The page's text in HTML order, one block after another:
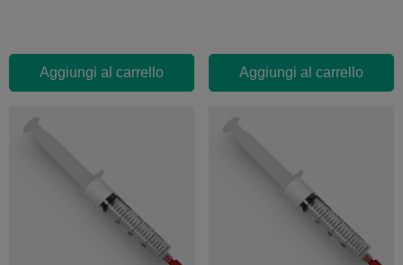
Aggiungi al carrello Aggiungi al carrello